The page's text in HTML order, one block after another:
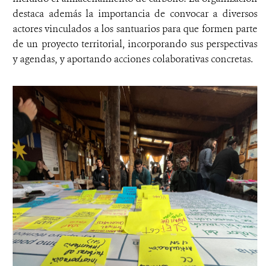
destaca además la importancia de convocar a diversos
actores vinculados a los santuarios para que formen parte
de un proyecto territorial, incorporando sus perspectivas
y agendas, y aportando acciones colaborativas concretas.